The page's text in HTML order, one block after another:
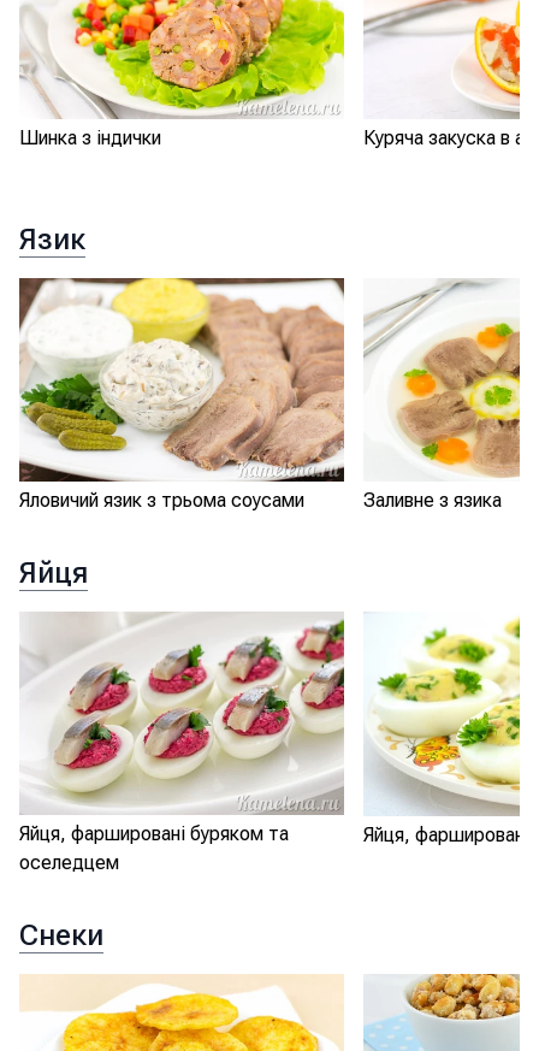
Шинка з індички Куряча закуска в
Язик
Яловичий язик з трьома соусами Заливне з язика
Яйця
Яйця, фаршировані буряком та
оселедцем
Яйця, фаршировані
Снеки